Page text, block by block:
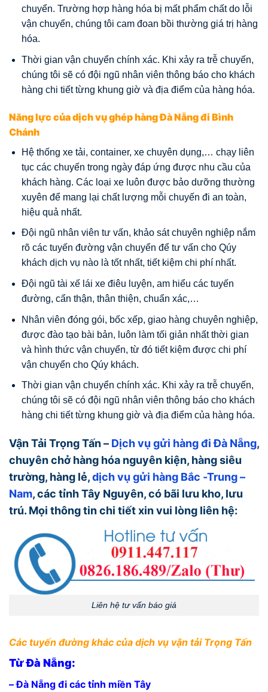
chuyển. Trường hợp hàng hóa bị mất phẩm chất do lỗi
vận chuyển, chúng tôi cam đoan bồi thường giá trị hàng
hóa.
Thời gian vận chuyển chính xác. Khi xảy ra trễ chuyến,
chúng tôi sẽ có đội ngũ nhân viên thông báo cho khách
hàng chi tiết từng khung giờ và địa điểm của hàng hóa.
Năng lực của dịch vụ ghép hàng Đà Nẵng đi Bình
Chánh
Hệ thống xe tải, container, xe chuyên dụng,… chạy liên
tục các chuyến trong ngày đáp ứng được nhu cầu của
khách hàng. Các loại xe luôn được bảo dưỡng thường
xuyên để mang lại chất lượng mỗi chuyến đi an toàn,
hiệu quả nhất.
Đội ngũ nhân viên tư vấn, khảo sát chuyên nghiệp nắm
rõ các tuyến đường vận chuyển để tư vấn cho Qúy
khách dịch vụ nào là tốt nhất, tiết kiệm chi phí nhất.
Đội ngũ tài xế lái xe điêu luyện, am hiểu các tuyến
đường, cẩn thận, thân thiện, chuẩn xác,…
Nhân viên đóng gói, bốc xếp, giao hàng chuyên nghiệp,
được đào tạo bài bản, luôn làm tối giản nhất thời gian
và hình thức vận chuyển, từ đó tiết kiệm được chi phí
vận chuyển cho Qúy khách.
Thời gian vận chuyển chính xác. Khi xảy ra trễ chuyến,
chúng tôi sẽ có đội ngũ nhân viên thông báo cho khách
hàng chi tiết từng khung giờ và địa điểm của hàng hóa.
Vận Tải Trọng Tấn – Dịch vụ gửi hàng đi Đà Nẵng,
chuyên chở hàng hóa nguyên kiện, hàng siêu
trường, hàng lẻ,dịch vụ gửi hàng Bắc -Trung –
Nam, các tỉnh Tây Nguyên, có bãi lưu kho, lưu
trú. Mọi thông tin chi tiết xin vui lòng liên hệ:
Liên hệ tư vấn báo giá
Các tuyến đường khác của dịch vụ vận tải Trọng Tấn
Từ Đà Nẵng:
– Đà Nẵng đi các tỉnh miền Tây